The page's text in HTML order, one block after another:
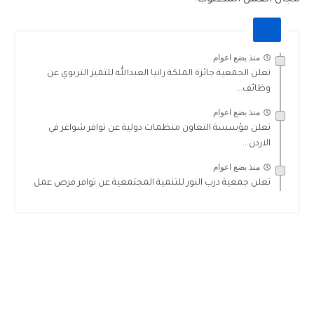
منذ بضع اعوام
تعلن الجمعية جائزة الملكة رانيا العبدالله للتميز التربوي عن
وظائف...
منذ بضع اعوام
تعلن مؤسسة التعاون منظمات دولية عن توافر شواغر في
الاردن...
منذ بضع اعوام
تعلن جمعية درب النور للتنمية المجتمعية عن توافر فرص عمل